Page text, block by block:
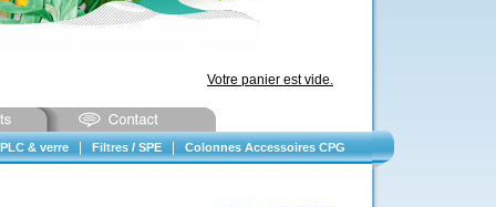
Votre panier est vide.
& verre Filtres / SPE Colonnes Accessoires CPG